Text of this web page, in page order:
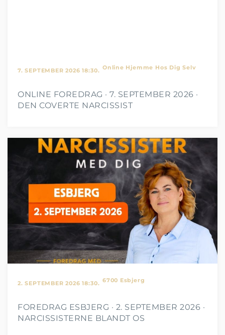
7. SEPTEMBER 2026 18:30. Online Hjemme Hos Dig Selv
ONLINE FOREDRAG · 7. SEPTEMBER 2026 ·
DEN COVERTE NARCISSIST
2. SEPTEMBER 2026 18:30. 6700 Esbjerg
FOREDRAG ESBJERG · 2. SEPTEMBER 2026 ·
NARCISSISTERNE BLANDT OS